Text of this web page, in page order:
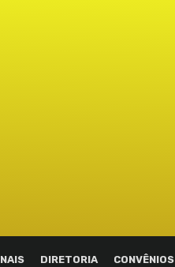
DIRETORIA CONVÊNIOS